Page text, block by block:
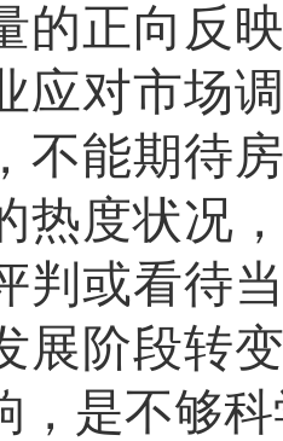
的正向反
应对市场
不能期待
热度状况
判或看待
展阶段转
，是不够